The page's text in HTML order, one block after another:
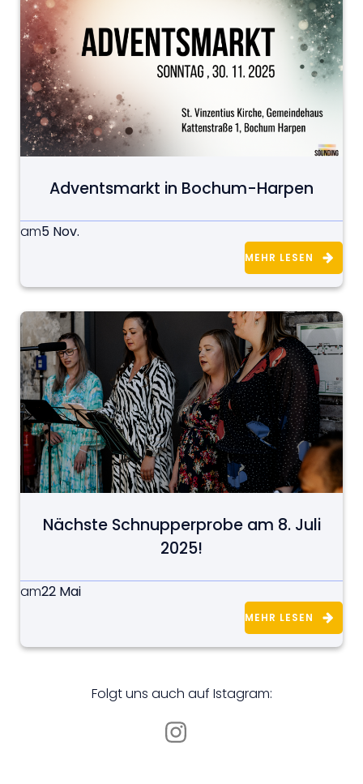
Adventsmarkt in Bochum-Harpen
am5 Nov.
MEHR LESEN
Nächste Schnupperprobe am 8. Juli
2025!
am22 Mai
MEHR LESEN
Folgt uns auch auf Istagram: